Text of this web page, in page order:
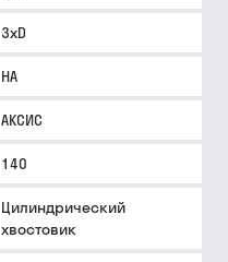
3xD
HA
АКСИС
140
Цилиндрический
хвостовик